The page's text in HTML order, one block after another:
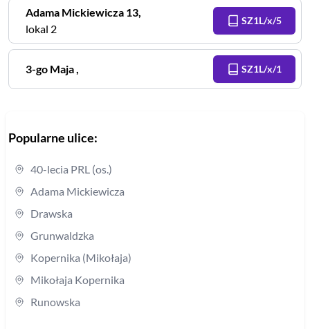
Adama Mickiewicza 13,
lokal 2
SZ1L/x/5
3-go Maja, SZ1L/x/1
Popularne ulice:
40-lecia PRL (os.)
Adama Mickiewicza
Drawska
Grunwaldzka
Kopernika (Mikołaja)
Mikołaja Kopernika
Runowska